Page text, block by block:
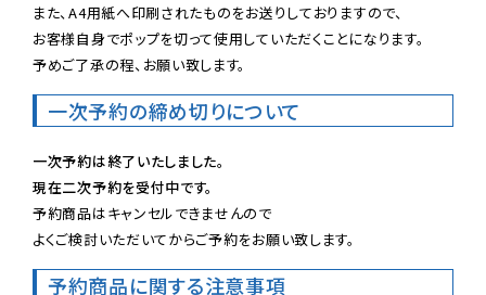
また、A4用紙へ印刷されたものをお送りしておりますので、
お客様自身でポップを切って使用していただくことになります。
予めご了承の程、お願い致します。
一次予約の締め切りについて
一次予約は終了いたしました。
現在二次予約を受付中です。
予約商品はキャンセルできませんので
よくご検討いただいてからご予約をお願い致します。
予約商品に関する注意事項